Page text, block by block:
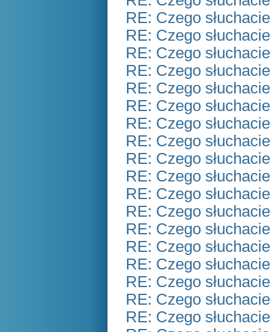
RE: Czego
RE: Czego
RE: Czego
RE: Czego
RE: Czego
RE: Czego
RE: Czego
RE: Czego
RE: Czego
RE: Czego
RE: Czego
RE: Czego
RE: Czego
RE: Czego
RE: Czego
RE: Czego
RE: Czego
RE: Czego